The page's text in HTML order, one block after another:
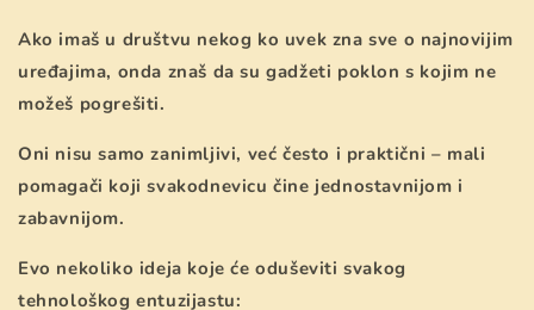
Ako imaš u društvu nekog ko uvek zna sve o najnovijim
uređajima, onda znaš da su gadžeti poklon s kojim ne
možeš pogrešiti.
Oni nisu samo zanimljivi, već često i praktični – mali
pomagači koji svakodnevicu čine jednostavnijom i
zabavnijom.
Evo nekoliko ideja koje će oduševiti svakog
tehnološkog entuzijastu: